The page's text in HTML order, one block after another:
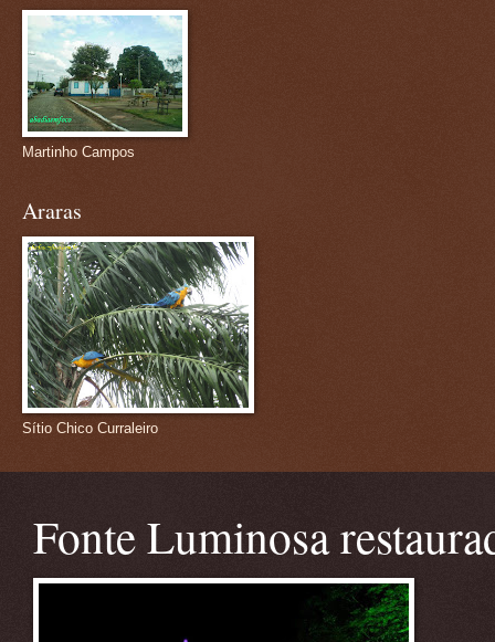
Martinho Campos
Araras
Sítio Chico Curraleiro
Fonte Luminosa